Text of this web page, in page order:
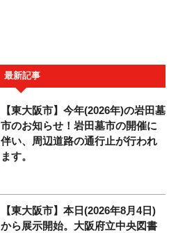
最新記事
【東大阪市】今年(2026年)の岩田墓
市のお知らせ！岩田墓市の開催に
伴い、周辺道路の通行止が行われ
ます。
【東大阪市】本日(2026年8月4日)
から展示開始。大阪府立中央図書